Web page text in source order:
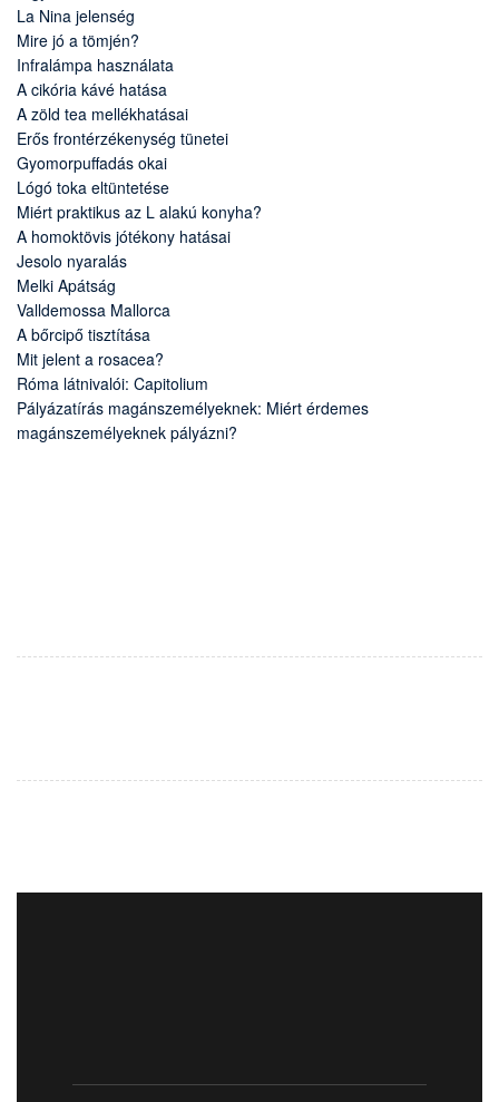
La Nina jelenség
Mire jó a tömjén?
Infralámpa használata
A cikória kávé hatása
A zöld tea mellékhatásai
Erős frontérzékenység tünetei
Gyomorpuffadás okai
Lógó toka eltüntetése
Miért praktikus az L alakú konyha?
A homoktövis jótékony hatásai
Jesolo nyaralás
Melki Apátság
Valldemossa Mallorca
A bőrcipő tisztítása
Mit jelent a rosacea?
Róma látnivalói: Capitolium
Pályázatírás magánszemélyeknek: Miért érdemes
magánszemélyeknek pályázni?